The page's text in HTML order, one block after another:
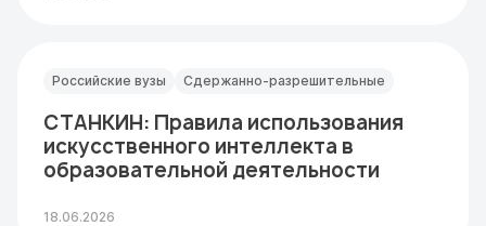
Российские вузы Сдержанно-разрешительные
СТАНКИН: Правила использования
искусственного интеллекта в
образовательной деятельности
18.06.2026